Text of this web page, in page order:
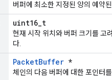
버퍼에 최소한 지정된 양의 예약
uint16_t
현재 시작 위치와 버퍼 크기를 고
다.
PacketBuffer *
체인의 다음 버퍼에 대한 포인터